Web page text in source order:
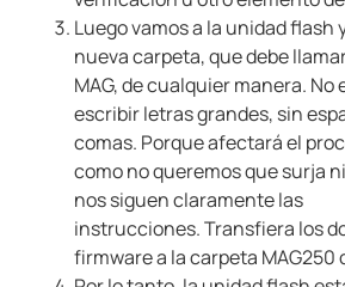
Luego vamos a la unidad flash
nueva carpeta, que debe
MAG, de cualquier manera. No
escribir letras grandes, sin
comas. Porque afectará el
como no queremos que surja
nos siguen claramente las
instrucciones. Transfiera los
firmware a la carpeta MAG250